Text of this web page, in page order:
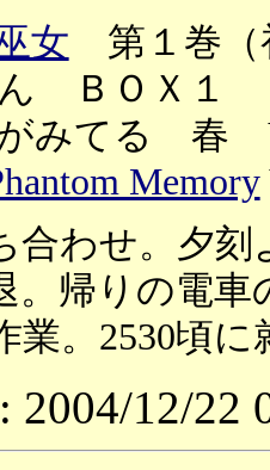
女 第１巻（
ＢＯＸ１
がみてる 春
Memory
わせ。夕刻
。帰りの電車
業。2530頃に
2004/12/22